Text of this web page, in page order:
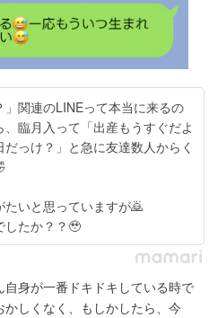
」関連のLINEって本当に来るの
臨月入って「出産もうすぐだよ
っけ？」と急に友達数人からく
いと思っていますが🙇
したか？？🥹
身が一番ドキドキしている時で
しくなく、もしかしたら、今